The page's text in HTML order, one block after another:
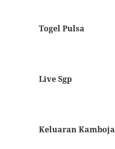
Togel Pulsa
Live Sgp
Keluaran Kamboja